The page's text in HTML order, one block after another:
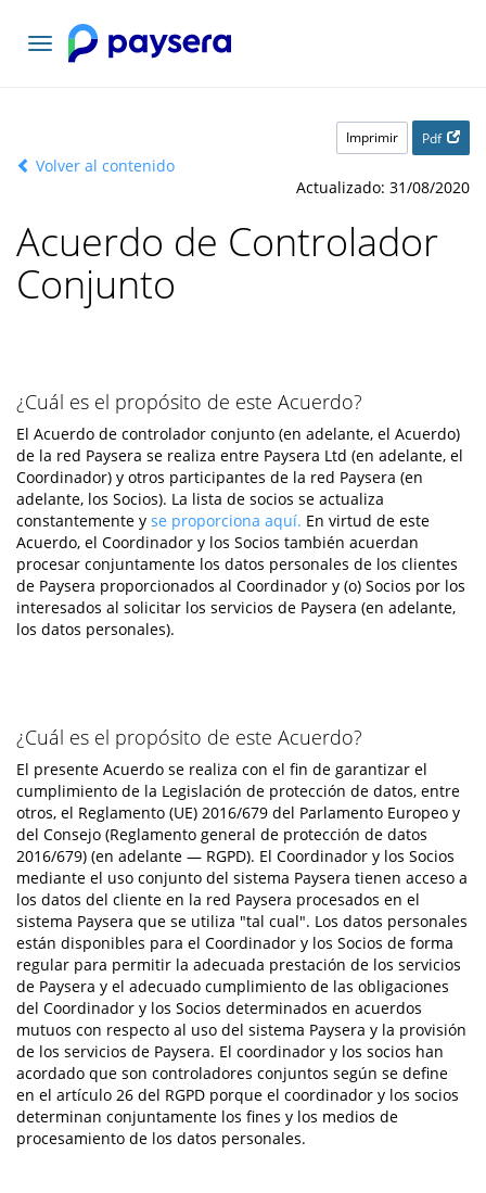
Toggle
navigation
Imprimir Pdf
Volver al contenido
Actualizado: 31/08/2020
Acuerdo de Controlador
Conjunto
¿Cuál es el propósito de este Acuerdo?
El Acuerdo de controlador conjunto (en adelante, el Acuerdo)
de la red Paysera se realiza entre Paysera Ltd (en adelante, el
Coordinador) y otros participantes de la red Paysera (en
adelante, los Socios). La lista de socios se actualiza
constantemente y se proporciona aquí. En virtud de este
Acuerdo, el Coordinador y los Socios también acuerdan
procesar conjuntamente los datos personales de los clientes
de Paysera proporcionados al Coordinador y (o) Socios por los
interesados al solicitar los servicios de Paysera (en adelante,
los datos personales).
¿Cuál es el propósito de este Acuerdo?
El presente Acuerdo se realiza con el fin de garantizar el
cumplimiento de la Legislación de protección de datos, entre
otros, el Reglamento (UE) 2016/679 del Parlamento Europeo y
del Consejo (Reglamento general de protección de datos
2016/679) (en adelante — RGPD). El Coordinador y los Socios
mediante el uso conjunto del sistema Paysera tienen acceso a
los datos del cliente en la red Paysera procesados en el
sistema Paysera que se utiliza "tal cual". Los datos personales
están disponibles para el Coordinador y los Socios de forma
regular para permitir la adecuada prestación de los servicios
de Paysera y el adecuado cumplimiento de las obligaciones
del Coordinador y los Socios determinados en acuerdos
mutuos con respecto al uso del sistema Paysera y la provisión
de los servicios de Paysera. El coordinador y los socios han
acordado que son controladores conjuntos según se define
en el artículo 26 del RGPD porque el coordinador y los socios
determinan conjuntamente los fines y los medios de
procesamiento de los datos personales.